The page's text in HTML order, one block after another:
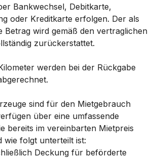
Bankwechsel, Debitkarte,
oder Kreditkarte erfolgen. Der als
Betrag wird gemäß den vertraglichen
zurückerstattet.
werden bei der Rückgabe
sind für den Mietgebrauch
über eine umfassende
bereits im vereinbarten Mietpreis
wie folgt unterteilt ist:
Deckung für beförderte